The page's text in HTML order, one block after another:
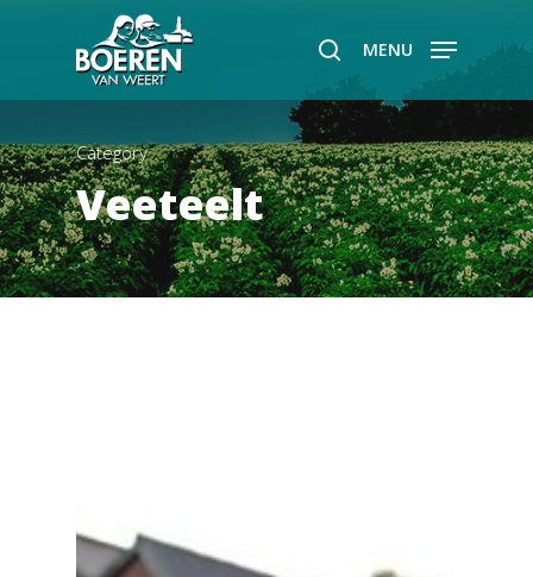
Hit enter to search or ESC to close
MENU
Category
Veeteelt